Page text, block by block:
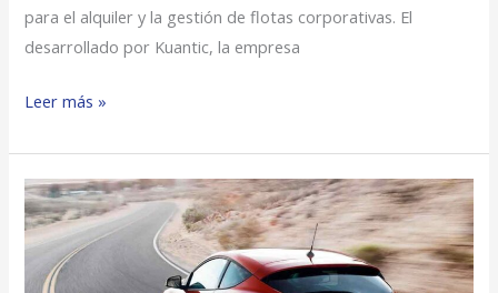
para el alquiler y la gestión de flotas corporativas. El
desarrollado por Kuantic, la empresa
Leer más »
Coches
Eléctricos:
Sin
Motor